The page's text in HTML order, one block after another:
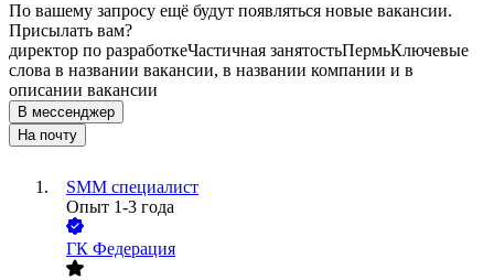
По вашему запросу ещё будут появляться новые вакансии.
Присылать вам?
директор по разработкеЧастичная занятостьПермьКлючевые
слова в названии вакансии, в названии компании и в
описании вакансии
В мессенджер
На почту
SMM специалист
Опыт 1-3 года
ГК Федерация